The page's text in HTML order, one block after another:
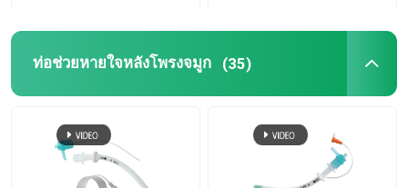
ส่วนประกอบของท่อเอ็นโดทรัเคียล
ท่อช่วยหายใจหลังโพรงจมูก (35)